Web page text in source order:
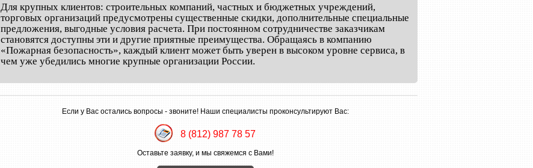
Для крупных клиентов: строительных компаний, частных и бюджетных учреждений,
торговых организаций предусмотрены существенные скидки, дополнительные специальные
предложения, выгодные условия расчета. При постоянном сотрудничестве заказчикам
становятся доступны эти и другие приятные преимущества. Обращаясь в компанию
«Пожарная безопасность», каждый клиент может быть уверен в высоком уровне сервиса, в
чем уже убедились многие крупные организации России.
Если у Вас остались вопросы - звоните! Наши специалисты проконсультируют Вас:
8 (812) 987 78 57
Оставьте заявку, и мы свяжемся с Вами!